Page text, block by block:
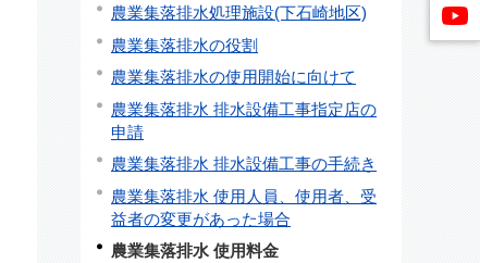
農業集落排水処理施設(下石崎地区)
農業集落排水の役割
農業集落排水の使用開始に向けて
農業集落排水 排水設備工事指定店の
申請
農業集落排水 排水設備工事の手続き
農業集落排水 使用人員、使用者、受
益者の変更があった場合
農業集落排水 使用料金